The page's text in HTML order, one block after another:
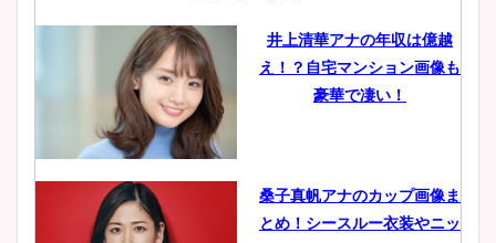
鈴木唯の太ってた時の体重が
ヤバすぎww原因や痩せたダ
豊島実季アナのカップ画像ま
井上清華アナの年収は億越
え！？自宅マンション画像も
豪華で凄い！
桑子真帆アナのカップ画像ま
とめ！シースルー衣装やニッ